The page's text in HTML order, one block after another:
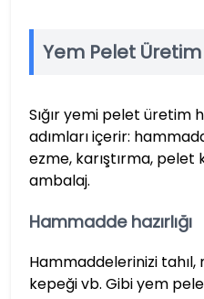
Yem Pelet
Sığır yemi pelet üretim
adımları içerir:
ezme, karıştırma, pelet
ambalaj.
Hammadde hazırlığı
Hammaddelerinizi tahıl,
kepeği vb. Gibi yem